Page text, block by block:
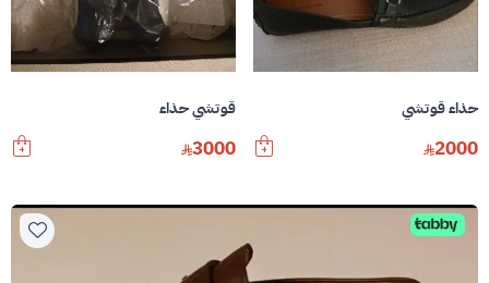
حذاء قوتشي
2000
قوتشي حذاء
3000